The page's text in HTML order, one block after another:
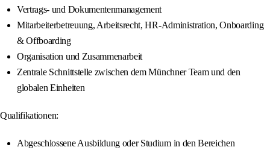
Vertrags- und Dokumentenmanagement
Mitarbeiterbetreuung, Arbeitsrecht, HR-Administration, Onboarding
& Offboarding
Organisation und Zusammenarbeit
Zentrale Schnittstelle zwischen dem Münchner Team und den
globalen Einheiten
Qualifikationen:
Abgeschlossene Ausbildung oder Studium in den Bereichen